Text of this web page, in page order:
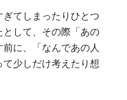
てしまったりひとつ
して、その際「あの
に、「なんであの人
少しだけ考えたり想